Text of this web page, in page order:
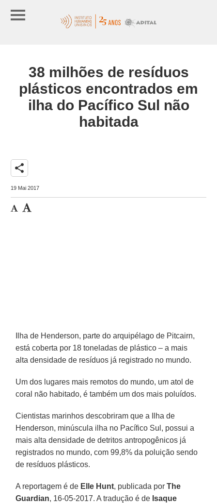
38 milhões de resíduos
plásticos encontrados em
ilha do Pacífico Sul não
habitada
share
19 Mai 2017
Ilha de Henderson, parte do arquipélago de Pitcairn,
está coberta por 18 toneladas de plástico – a mais
alta densidade de resíduos já registrado no mundo.
Um dos lugares mais remotos do mundo, um atol de
coral não habitado, é também um dos mais poluídos.
Cientistas marinhos descobriram que a Ilha de
Henderson, minúscula ilha no Pacífico Sul, possui a
mais alta densidade de detritos antropogênicos já
registrados no mundo, com 99,8% da poluição sendo
de resíduos plásticos.
A reportagem é de Elle Hunt, publicada porThe
Guardian, 16-05-2017. A tradução é de Isaque